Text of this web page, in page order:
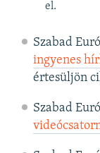
el.
Szabad
ingyenes
értesüljön
Szabad